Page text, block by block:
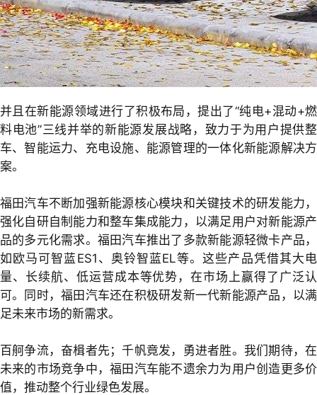
并且在新能源领域进行了积极布局，提出了“纯电+混动+燃
料电池”三线并举的新能源发展战略，致力于为用户提供整
车、智能运力、充电设施、能源管理的一体化新能源解决方
案。
福田汽车不断加强新能源核心模块和关键技术的研发能力，
强化自研自制能力和整车集成能力，以满足用户对新能源产
品的多元化需求。福田汽车推出了多款新能源轻微卡产品，
如欧马可智蓝ES1、奥铃智蓝EL等。这些产品凭借其大电
量、长续航、低运营成本等优势，在市场上赢得了广泛认
可。同时，福田汽车还在积极研发新一代新能源产品，以满
足未来市场的新需求。
百舸争流，奋楫者先；千帆竟发，勇进者胜。我们期待，在
未来的市场竞争中，福田汽车能不遗余力为用户创造更多价
值，推动整个行业绿色发展。